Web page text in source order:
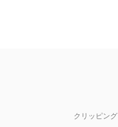
クリッピング